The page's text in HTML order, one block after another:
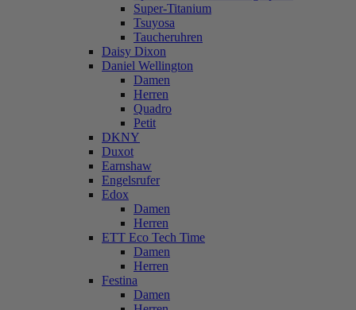
Super-Titanium
Tsuyosa
Taucheruhren
Daisy Dixon
Daniel Wellington
Damen
Herren
Quadro
Petit
DKNY
Duxot
Earnshaw
Engelsrufer
Edox
Damen
Herren
ETT Eco Tech Time
Damen
Herren
Festina
Damen